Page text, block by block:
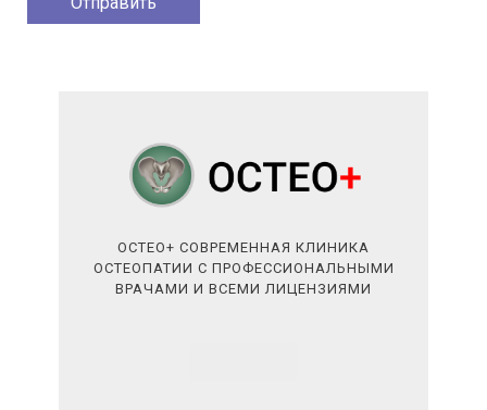
ОСТЕО+ СОВРЕМЕННАЯ КЛИНИКА
ОСТЕОПАТИИ С ПРОФЕССИОНАЛЬНЫМИ
ВРАЧАМИ И ВСЕМИ ЛИЦЕНЗИЯМИ